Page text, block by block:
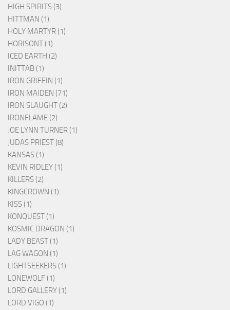
HIGH SPIRITS (3)
HITTMAN (1)
HOLY MARTYR (1)
HORISONT (1)
ICED EARTH (2)
INITTAB (1)
IRON GRIFFIN (1)
IRON MAIDEN (71)
IRON SLAUGHT (2)
IRONFLAME (2)
JOE LYNN TURNER (1)
JUDAS PRIEST (8)
KANSAS (1)
KEVIN RIDLEY (1)
KILLERS (2)
KINGCROWN (1)
KISS (1)
KONQUEST (1)
KOSMIC DRAGON (1)
LADY BEAST (1)
LAG WAGON (1)
LIGHTSEEKERS (1)
LONEWOLF (1)
LORD GALLERY (1)
LORD VIGO (1)